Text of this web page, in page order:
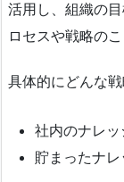
活用し、組織の
ロセスや戦略のこ
具体的にどんな戦
社内のナレ
貯まったナ